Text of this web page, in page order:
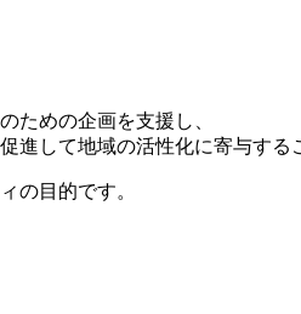
ための企画を支援し、
進して地域の活性化に寄与する
の目的です。